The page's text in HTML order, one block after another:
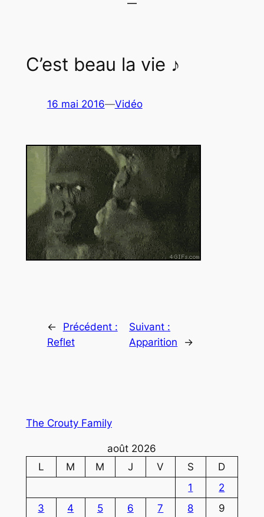
C’est beau la vie ♪
16 mai 2016—Vidéo
←
Précédent :
Reflet
Suivant :
Apparition
→
The Crouty Family
août 2026
L
M M J V S
D
1
2
3
4 5 6 7 8
9